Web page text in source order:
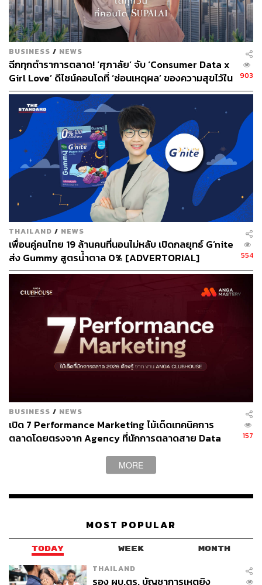
ที่น้ำหนักเบา สะดวกในการพกพามากกว่า หรือกรณีของ
กล้องที่ใช้ในการถ่ายทำชิ้นงานขนาดใหญ่ ความต้องการ
ของสินค้ากลุ่มนี้ก็ลดลง เนื่องจากเกิดสินค้าทดแทนขึ้นเป็น
กล้องขนาดเล็กและราคาที่ถูกกว่า ทำตลาดได้ดีกว่า ซึ่งนี่ยัง
เป็นโจทย์ที่พานาโซนิคต้องทำเรื่องการพัฒนาผลิตภัณฑ์
สำหรับตลาดลูกค้าองค์กรเพื่ออุดรูโหว่ที่มีอยู่
สำหรับการรับรู้ของแบรนด์ (Brand Perception) พานาโซนิค
ในประเทศไทยยังถือว่าทำได้ดี ในปี 2561 นี้ขยับมาเท่ากับ
ระดับในเอเชียคืออันดับที่ 3 จากเดิมเป็นอันดับที่ 6 ในปี 2560
ผู้บริหารของพานาโซนิคย้ำว่าจะไม่แข่งขันด้านราคา แต่จะ
เน้นการสร้างสินค้าระดับพรีเมียมขึ้นมาแทน โดยจะเน้นเรื่อง
ไลฟ์สไตล์ของผู้บริโภคให้มากยิ่งขึ้น พร้อมประกาศเป้าหมาย
รายได้ในไทยปีนี้ที่ 9.5 หมื่นล้านบาท หรือเติบโต 4.4% ขณะ
นี้ยังไม่มีแผนลงทุนเพิ่มและไม่มีโครงการย้ายฐานการผลิตไป
ที่อื่นแต่อย่างใด
พิสูจน์อักษร: ภาสิณี เพิ่มพันธุ์พงศ์
ABOUT THE AUTHOR
มนต์ชัย วงษ์กิตติไกรวัล
นักข่าวธุรกิจและเจ้าของเพจ BizKlass
BUSINESS / NEWS
ฉีกทุกตำราการตลาด! ‘ศุภาลัย’ จับ ‘Consumer Data x
Girl Love’ ดีไซน์คอนโดที่ ‘ซ่อนเหตุผล’ ของความสุขไว้ใน
ทุกรายละเอียด ผ่านแคมเปญ ‘Wonderful Living’
[Advertorial]
903
THAILAND / NEWS
เพื่อนคู่คนไทย 19 ล้านคนที่นอนไม่หลับ เปิดกลยุทธ์ G’nite
ส่ง Gummy สูตรน้ำตาล 0% [ADVERTORIAL]
554
BUSINESS / NEWS
เปิด 7 Performance Marketing ไม้เด็ดเทคนิคการ
ตลาดโดยตรงจาก Agency ที่นักการตลาดสาย Data
157
MORE
MOST POPULAR
TODAY WEEK MONTH
THAILAND
รอง ผบ.ตร. บัญชาการเหตุยิง